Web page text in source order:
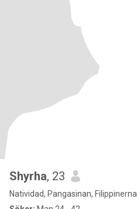
Shyrha, 23
Natividad, Pangasinan, Filippinerna